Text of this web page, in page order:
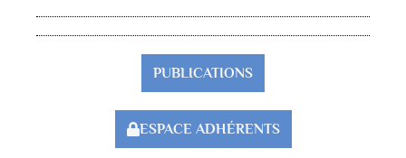
PUBLICATIONS
ESPACE ADHÉRENTS